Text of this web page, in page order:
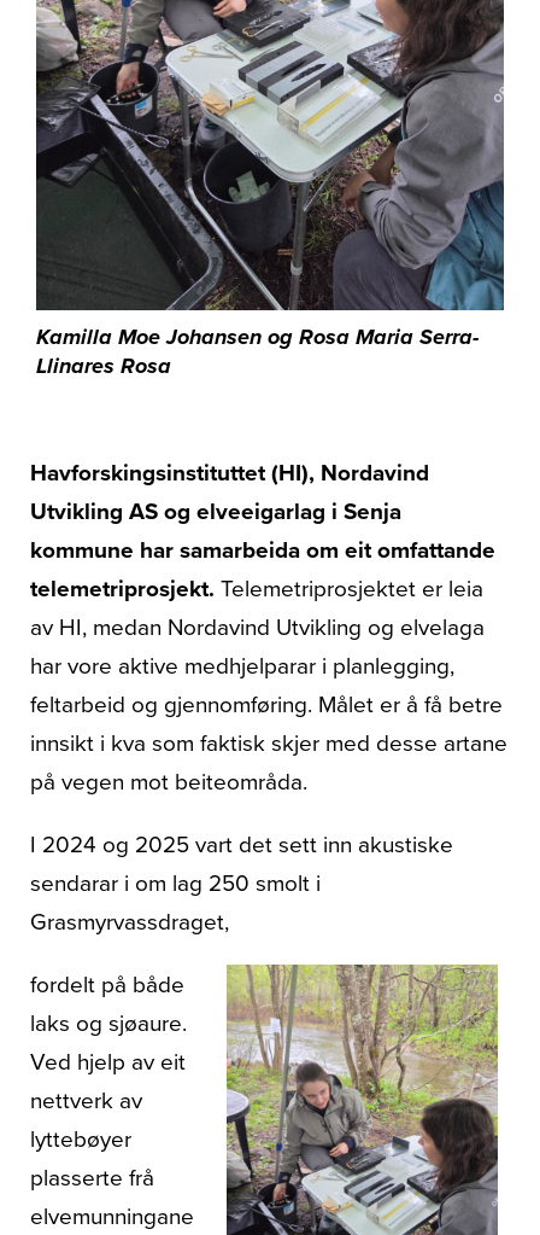
Kamilla Moe Johansen og Rosa Maria Serra-
Llinares Rosa
Havforskingsinstituttet (HI), Nordavind
Utvikling AS og elveeigarlag i Senja
kommune har samarbeida om eit omfattande
telemetriprosjekt. Telemetriprosjektet er leia
av HI, medan Nordavind Utvikling og elvelaga
har vore aktive medhjelparar i planlegging,
feltarbeid og gjennomføring. Målet er å få betre
innsikt i kva som faktisk skjer med desse artane
på vegen mot beiteområda.
I 2024 og 2025 vart det sett inn akustiske
sendarar i om lag 250 smolt i
Grasmyrvassdraget,
fordelt på både
laks og sjøaure.
Ved hjelp av eit
nettverk av
lyttebøyer
plasserte frå
elvemunningane